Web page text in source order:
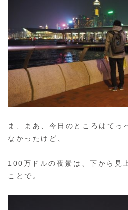
ま、まあ、今日のところはてっ
なかったけど、
100万ドルの夜景は、下から見
ことで。